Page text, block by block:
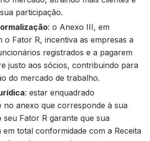
participação.
: o Anexo III, em
o Fator R, incentiva as empresas a
registrados e a pagarem
justo aos sócios, contribuindo para
do mercado de trabalho.
: estar enquadrado
no anexo que corresponde à sua
seu Fator R garante que sua
em total conformidade com a Receita